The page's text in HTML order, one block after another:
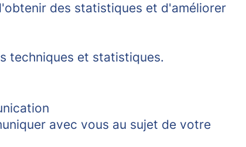
des statistiques et d'améliorer
techniques et statistiques.
avec vous au sujet de votre